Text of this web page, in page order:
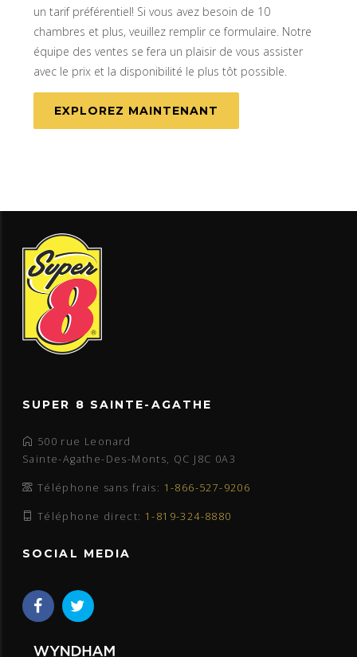
un tarif préférentiel! Si vous avez besoin de 10
chambres et plus, veuillez remplir ce formulaire. Notre
équipe des ventes se fera un plaisir de vous assister
avec le prix et la disponibilité le plus tôt possible.
EXPLOREZ MAINTENANT
SUPER 8 SAINTE-AGATHE
500 rue Leonard
Sainte-Agathe-Des-Monts, QC J8C 0A3
Téléphone sans frais: 1-866-527-9206
Téléphone direct: 1-819-324-8880
SOCIAL MEDIA